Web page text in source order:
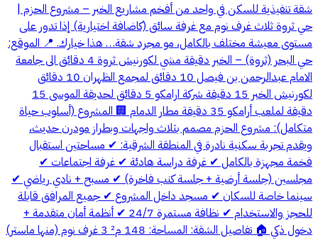
شقة تنفيذية للسكن في واحد من أفخم مشاريع الخبر – مشروع الحزم |
حي ثروة ثلاث غرف نوم مع غرفة سائق (كاضافة اختيارية) إذا تدور على
مستوى معيشة مختلف بالكامل، مو مجرد شقة… هذا خيارك. 📍 الموقع:
حي البحر (ثروة) – الخبر دقيقة مشي لكورنيش ثروة 4 دقائق الى جامعة
الامام عبدالرحمن بن فيصل 10 دقائق لمجمع الظهران 10 دقائق
لكورنيش الخبر 15 دقيقة شركة ارامكو 5 دقائق لحديقة الموسى 15
دقيقة لملعب أرامكو 35 دقيقة مطار الدمام 🏢 المشروع (أسلوب حياة
متكامل): مشروع الحزم مصمم بثلاث واجهات وبطراز مودرن حديث،
ويقدم تجربة سكنية نادرة في المنطقة الشرقية: ✔ مساحتين استقبال
فخمة مجهزة بالكامل ✔ غرفة دراسة هادئة ✔ غرفة اجتماعات ✔
مجلسين (جلسة أرضية + جلسة كنب فاخرة) ✔ مسبح + نادي رياضي ✔
سينما خاصة للسكان ✔ مسجد داخل المشروع ✔ جميع المرافق قابلة
للحجز والاستخدام ✔ نظافة مستمرة 24/7 ✔ أنظمة أمان متقدمة +
دخول ذكي 🏠 تفاصيل الشقة: المساحة: 148 م² 3 غرف نوم (منها ماستر)